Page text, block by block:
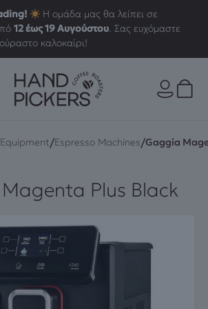
Η ομάδα μας θα λείπει σε
12 έως 19 Αυγούστου. Σας ευχόμαστε
καλοκαίρι!
Equipment/Espresso Machines/Gaggia
Plus Black